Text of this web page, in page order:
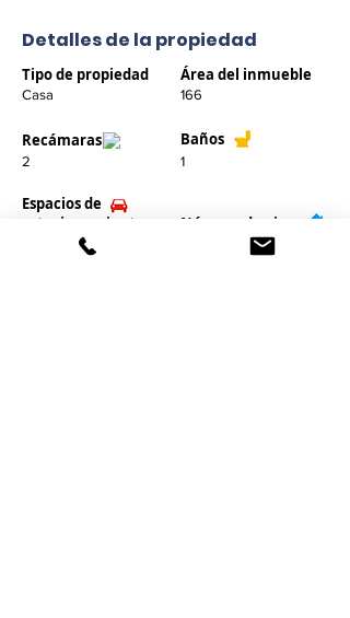
Detalles de la propiedad
Tipo de propiedad
Casa
Recámaras
2
Espacios de
estacionamiento
Área del inmueble
166
Baños
1
​Número de pisos